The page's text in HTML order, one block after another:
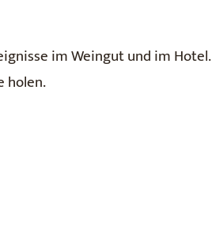
im Weingut und im Hotel.
holen.